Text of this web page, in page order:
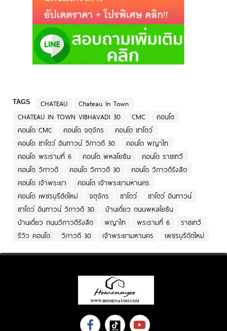
TAGS CHATEAU
Chateau In Town
CHATEAU IN TOWN VIBHAVADI 30
CMC
คอนโด
คอนโด CMC
คอนโด จตุจักร
คอนโด ชาโตว์
คอนโด ชาโตว์ อินทาวน์ วิภาวดี 30
คอนโด พญาไท
คอนโด พระรามที่ 6
คอนโด พหลโยธิน
คอนโด ราชเทวี
คอนโด วิภาวดี
คอนโด วิภาวดี 30
คอนโด วิภาวดีรังสิต
คอนโด เจ้าพระยา
คอนโด เจ้าพระยามหานคร
คอนโด เพชรบุรีตัดใหม่
จตุจักร ชาโตว์
ชาโตว์ อินทาวน์
ชาโตว์ อินทาวน์ วิภาวดี 30
บ้านเดี่ยว ถนนพหลโยธิน
บ้านเดี่ยว ถนนวิภาวดีรังสิต
พญาไท พระรามที่ 6
ราชเทวี
รีวิว คอนโด
วิภาวดี 30 เจ้าพระยามหานคร เพชรบุรีตัดใหม่